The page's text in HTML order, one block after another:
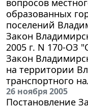
образованных
поселений
Закон
2005 г. N 170-ОЗ
Закон
на территории
транспортного
26 ноября 2005
Постановление